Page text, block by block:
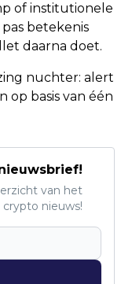
of institutionele
betekenis
daarna doet.
nuchter: alert
op basis van één
van het
nieuws!